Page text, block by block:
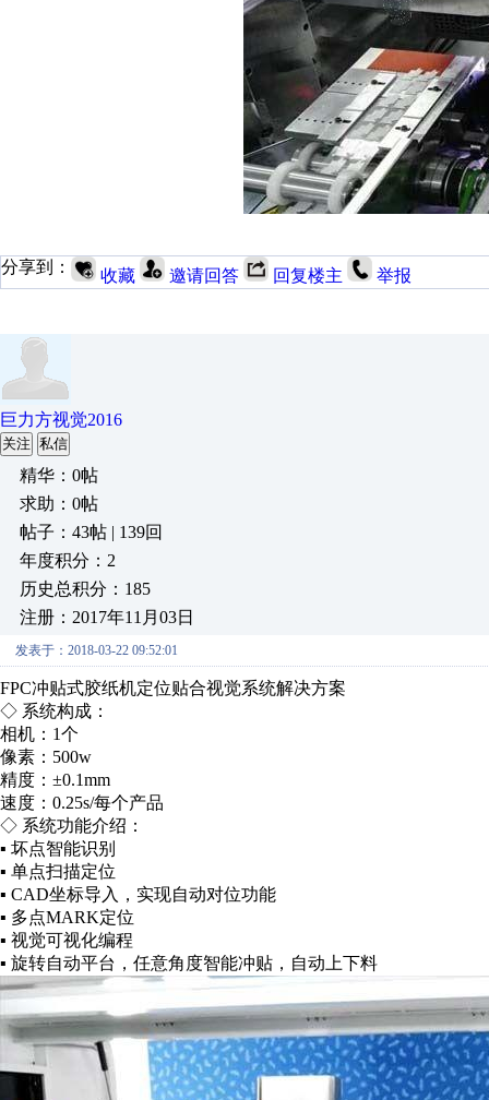
分享到： 收藏 邀请回答 回复楼主 举报
巨力方视觉2016
关注 私信
精华：0帖
求助：0帖
帖子：43帖 | 139回
年度积分：2
历史总积分：185
注册：2017年11月03日
发表于：2018-03-22 09:52:01
FPC冲贴式胶纸机定位贴合视觉系统解决方案
◇ 系统构成：
相机：1个
像素：500w
精度：±0.1mm
速度：0.25s/每个产品
◇ 系统功能介绍：
▪ 坏点智能识别
▪ 单点扫描定位
▪ CAD坐标导入，实现自动对位功能
▪ 多点MARK定位
▪ 视觉可视化编程
▪ 旋转自动平台，任意角度智能冲贴，自动上下料